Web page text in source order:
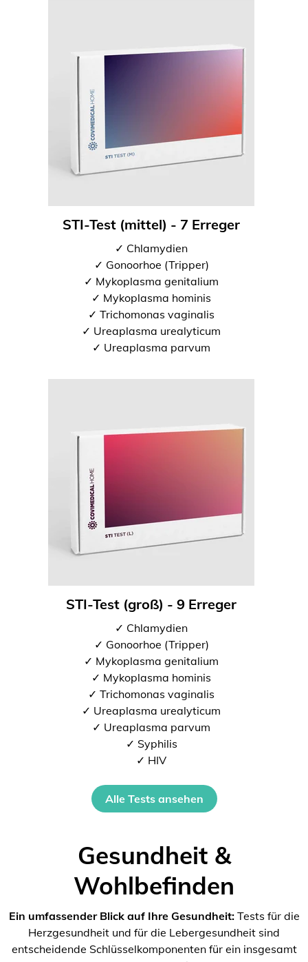
STI-Test (mittel) - 7 Erreger
✓ Chlamydien
✓ Gonoorhoe (Tripper)
✓ Mykoplasma genitalium
✓ Mykoplasma hominis
✓ Trichomonas vaginalis
✓ Ureaplasma urealyticum
✓ Ureaplasma parvum
STI-Test (groß) - 9 Erreger
✓ Chlamydien
✓ Gonoorhoe (Tripper)
✓ Mykoplasma genitalium
✓ Mykoplasma hominis
✓ Trichomonas vaginalis
✓ Ureaplasma urealyticum
✓ Ureaplasma parvum
✓ Syphilis
✓ HIV
Alle Tests ansehen
Gesundheit &
Wohlbefinden
Ein umfassender Blick auf Ihre Gesundheit:Tests für die
Herzgesundheit und für die Lebergesundheit sind
entscheidende Schlüsselkomponenten für ein insgesamt